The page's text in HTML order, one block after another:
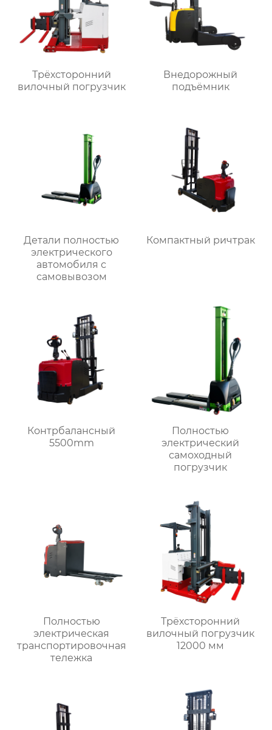
Трёхсторонний
вилочный погрузчик
Внедорожный
подъёмник
Детали полностью
электрического
автомобиля с
самовывозом
Компактный ричтрак
Контрбалансный
5500mm
Полностью
электрический
самоходный
погрузчик
Полностью
электрическая
транспортировочная
тележка
Трёхсторонний
вилочный погрузчик
12000 мм